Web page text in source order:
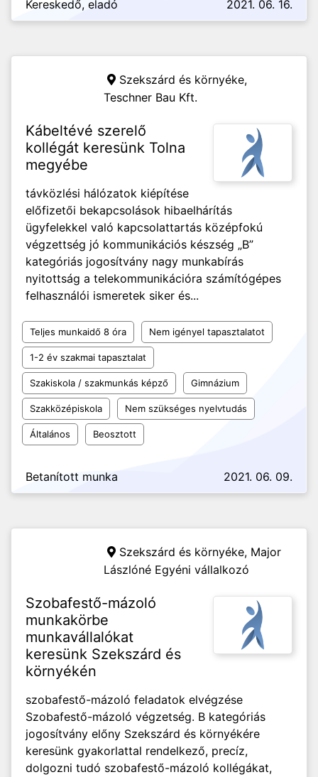
Kereskedő, eladó 2021. 06. 16.
Szekszárd és környéke,
Teschner Bau Kft.
Kábeltévé szerelő
kollégát keresünk Tolna
megyébe
távközlési hálózatok kiépítése
előfizetői bekapcsolások hibaelhárítás
ügyfelekkel való kapcsolattartás középfokú
végzettség jó kommunikációs készség „B”
kategóriás jogosítvány nagy munkabírás
nyitottság a telekommunikációra számítógépes
felhasználói ismeretek siker és...
Teljes munkaidő 8 óra Nem igényel tapasztalatot
1-2 év szakmai tapasztalat
Szakiskola / szakmunkás képző Gimnázium
Szakközépiskola Nem szükséges nyelvtudás
Általános Beosztott
Betanított munka 2021. 06. 09.
Szekszárd és környéke, Major
Lászlóné Egyéni vállalkozó
Szobafestő-mázoló
munkakörbe
munkavállalókat
keresünk Szekszárd és
környékén
szobafestő-mázoló feladatok elvégzése
Szobafestő-mázoló végzetség. B kategóriás
jogosítvány előny Szekszárd és környékére
keresünk gyakorlattal rendelkező, precíz,
dolgozni tudó szobafestő-mázoló kollégákat,